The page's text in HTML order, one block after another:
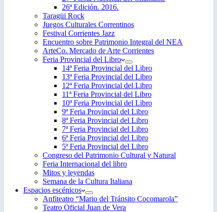
26ª Edición. 2016.
Taragüi Rock
Juegos Culturales Correntinos
Festival Corrientes Jazz
Encuentro sobre Patrimonio Integral del NEA
ArteCo. Mercado de Arte Corrientes
Feria Provincial del Libro
14ª Feria Provincial del Libro
13ª Feria Provincial del Libro
12ª Feria Provincial del Libro
11ª Feria Provincial del Libro
10ª Feria Provincial del Libro
9ª Feria Provincial del Libro
8ª Feria Provincial del Libro
7ª Feria Provincial del Libro
6ª Feria Provincial del Libro
5ª Feria Provincial del Libro
Congreso del Patrimonio Cultural y Natural
Feria Internacional del libro
Mitos y leyendas
Semana de la Cultura Italiana
Espacios escénicos
Anfiteatro “Mario del Tránsito Cocomarola”
Teatro Oficial Juan de Vera